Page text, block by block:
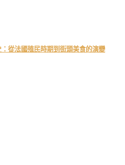
從法國殖民時期到街頭美食的演變